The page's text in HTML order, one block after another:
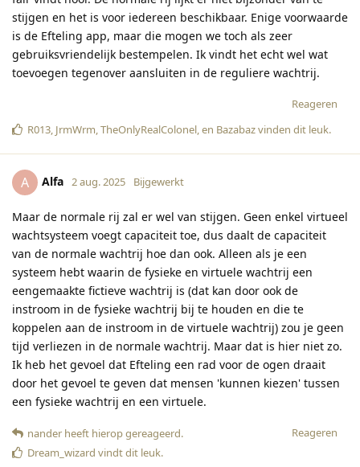
stijgen en het is voor iedereen beschikbaar. Enige voorwaarde
is de Efteling app, maar die mogen we toch als zeer
gebruiksvriendelijk bestempelen. Ik vindt het echt wel wat
toevoegen tegenover aansluiten in de reguliere wachtrij.
Reageren
R013, JrmWrm,TheOnlyRealColonel, en Bazabazvinden dit leuk.
A Alfa 2 aug. 2025 Bijgewerkt
Maar de normale rij zal er wel van stijgen. Geen enkel virtueel
wachtsysteem voegt capaciteit toe, dus daalt de capaciteit
van de normale wachtrij hoe dan ook. Alleen als je een
systeem hebt waarin de fysieke en virtuele wachtrij een
eengemaakte fictieve wachtrij is (dat kan door ook de
instroom in de fysieke wachtrij bij te houden en die te
koppelen aan de instroom in de virtuele wachtrij) zou je geen
tijd verliezen in de normale wachtrij. Maar dat is hier niet zo.
Ik heb het gevoel dat Efteling een rad voor de ogen draait
door het gevoel te geven dat mensen 'kunnen kiezen' tussen
een fysieke wachtrij en een virtuele.
Reageren
nander heeft hierop gereageerd.
Dream_wizard vindt dit leuk.